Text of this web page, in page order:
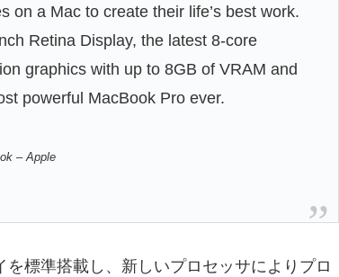
on a Mac to create their life’s best work.
Retina Display, the latest 8-core
graphics with up to 8GB of VRAM and
powerful MacBook Pro ever.
– Apple
標準搭載し、新しいプロセッサによりプロ